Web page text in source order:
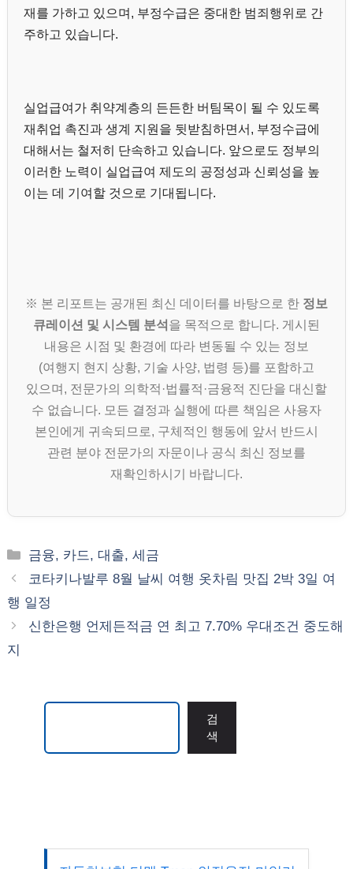
재를 가하고 있으며, 부정수급은 중대한 범죄행위로 간
주하고 있습니다.
실업급여가 취약계층의 든든한 버팀목이 될 수 있도록
재취업 촉진과 생계 지원을 뒷받침하면서, 부정수급에
대해서는 철저히 단속하고 있습니다. 앞으로도 정부의
이러한 노력이 실업급여 제도의 공정성과 신뢰성을 높
이는 데 기여할 것으로 기대됩니다.
※ 본 리포트는 공개된 최신 데이터를 바탕으로 한 정보
큐레이션 및 시스템 분석 을 목적으로 합니다. 게시된
내용은 시점 및 환경에 따라 변동될 수 있는 정보
(여행지 현지 상황, 기술 사양, 법령 등)를 포함하고
있으며, 전문가의 의학적·법률적·금융적 진단을 대신할
수 없습니다. 모든 결정과 실행에 따른 책임은 사용자
본인에게 귀속되므로, 구체적인 행동에 앞서 반드시
관련 분야 전문가의 자문이나 공식 최신 정보를
재확인하시기 바랍니다.
카
테
리
금융, 카드, 대출, 세금
코타키나발루 8월 날씨 여행 옷차림 맛집 2박 3일 여
행 일정
신한은행 언제든적금 연 최고 7.70% 우대조건 중도해
지
검
색